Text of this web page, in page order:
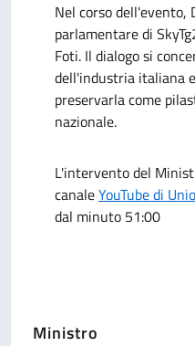
Nel corso
parlamentare di
Foti. Il dialogo si
dell'industria italiana
preservarla come
nazionale.
L'intervento del
canaleYouTube di
dal minuto 51:00
Ministro